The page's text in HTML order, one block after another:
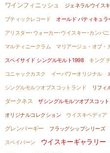
ワインフィニッシュ ジェネラルウイス
ブティックレコード
オールド パティキュラ
アリスター･ウォーカー･ウイスキー･カンパ
マルティニークラム
マリアージュ・オブ・
スペイサイド シングルモルト1998
キング
コニャックカスク
イーパワーオリジナル
シングルモルツオブスコットランド
リフィ
ダークネス
ザシングルモルツオブスコッ
オリジナルコレクション
ウイスキペディア
グレンバーギー フラッグシップシリーズ
スペイバーン
ウイスキーギャラリー